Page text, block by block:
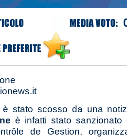
è stato scosso da una
è infatti stato sanzionato
de Gestion,